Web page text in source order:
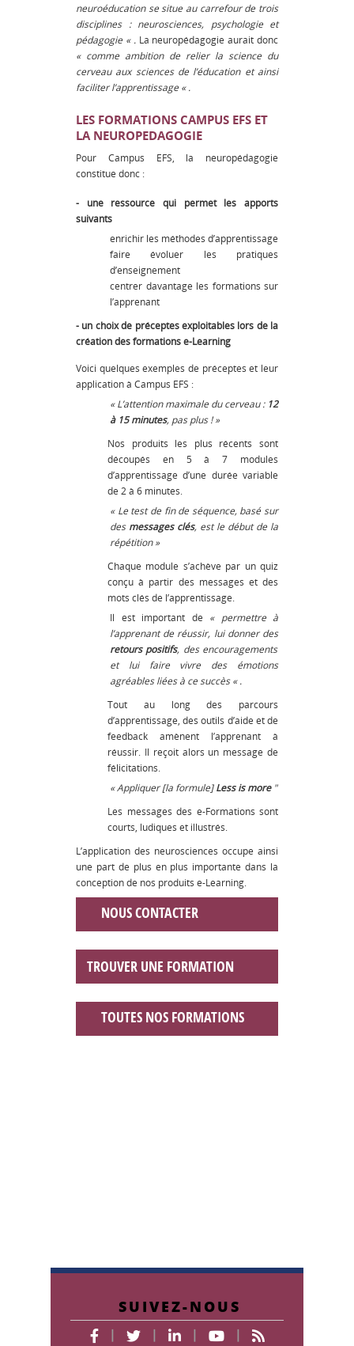
neuroéducation se situe au carrefour de trois
disciplines : neurosciences, psychologie et
pédagogie « .La neuropédagogie aurait donc
« comme ambition de relier la science du
cerveau aux sciences de l’éducation et ainsi
faciliter l’apprentissage « .
LES FORMATIONS CAMPUS EFS ET
LA NEUROPEDAGOGIE
Pour Campus EFS, la neuropédagogie
constitue donc :
- une ressource qui permet les apports
suivants
enrichir les méthodes d’apprentissage
faire évoluer les pratiques
d’enseignement
centrer davantage les formations sur
l’apprenant
- un choix de préceptes exploitables lors de la
création des formations e-Learning
Voici quelques exemples de préceptes et leur
application à Campus EFS :
« L’attention maximale du cerveau : 12
à 15 minutes, pas plus ! »
Nos produits les plus récents sont
découpés en 5 à 7 modules
d’apprentissage d’une durée variable
de 2 à 6 minutes.
« Le test de fin de séquence, basé sur
des messages clés, est le début de la
répétition »
Chaque module s’achève par un quiz
conçu à partir des messages et des
mots clés de l’apprentissage.
Il est important de « permettre à
l’apprenant de réussir, lui donner des
retours positifs, des encouragements
et lui faire vivre des émotions
agréables liées à ce succès « .
Tout au long des parcours
d’apprentissage, des outils d’aide et de
feedback amènent l’apprenant à
réussir. Il reçoit alors un message de
félicitations.
« Appliquer [la formule]Less is more"
Les messages des e-Formations sont
courts, ludiques et illustrés.
L’application des neurosciences occupe ainsi
une part de plus en plus importante dans la
conception de nos produits e-Learning.
NOUS CONTACTER
TROUVER UNE FORMATION
TOUTES NOS FORMATIONS
SUIVEZ-NOUS
| | | |